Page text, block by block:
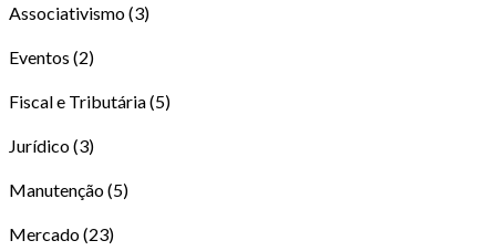
Associativismo(3)
Eventos (2)
Fiscal e Tributária(5)
Jurídico(3)
Manutenção(5)
Mercado(23)